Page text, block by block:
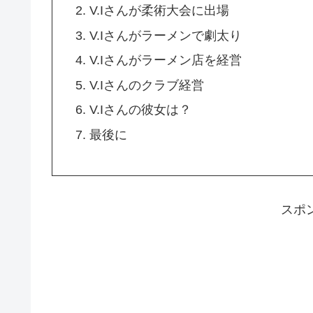
V.Iさんが柔術大会に出場
V.Iさんがラーメンで劇太り
V.Iさんがラーメン店を経営
V.Iさんのクラブ経営
V.Iさんの彼女は？
最後に
スポ